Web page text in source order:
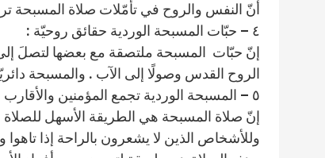
أنّ النفس والروح في تأمّلات صلاة المسبحة
٤ – حبّات المسبحة الوردية حقائق روحيّة :
إنّ حبّات المسبحة ملتصقة مع بعضها لتصلَ
الروح القدس وصولًا إلى الآب . والمسبحة
٥ – المسبحة الوردية تجمع المؤمنين والأقارب والأصحاب :
إنّ صلاة المسبحة هي الطريقة الأسهل
وللأشخاص الذين لا يشعرون بالراحة إذا